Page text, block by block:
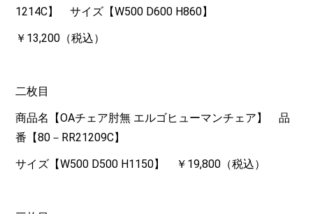
1214C】 サイズ【W500 D600 H860】
￥13,200（税込）
二枚目
商品名【OAチェア肘無 エルゴヒューマンチェア】 品
番【80－RR21209C】
サイズ【W500 D500 H1150】 ￥19,800（税込）